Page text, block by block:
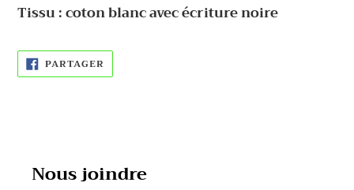
Tissu : coton blanc avec écriture noire
PARTAGER
FACEBOOK
Nous joindre